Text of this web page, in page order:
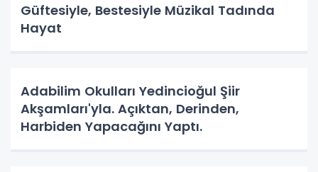
Güftesiyle, Bestesiyle Müzikal Tadında
Hayat
Adabilim Okulları Yedincioğul Şiir
Akşamları'yla. Açıktan, Derinden,
Harbiden Yapacağını Yaptı.